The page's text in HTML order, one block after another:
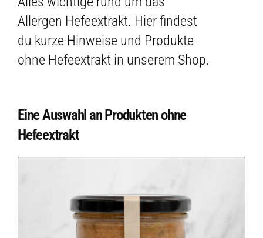
Allergen Hefeextrakt. Hier findest
du kurze Hinweise und Produkte
ohne Hefeextrakt in unserem Shop.
Eine Auswahl an Produkten ohne
Hefeextrakt